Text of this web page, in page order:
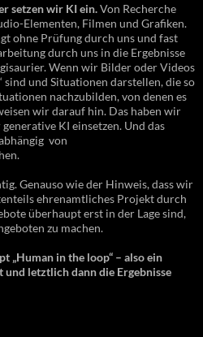
setzen wir KI ein.Von Recherche
Elementen, Filmen und Grafiken.
ohne Prüfung durch uns und fast
durch uns in die Ergebnisse
Wenn wir Bilder oder Videos
und Situationen darstellen, die so
nachzubilden, von denen es
wir darauf hin. Das haben wir
KI einsetzen. Und das
von
Genauso wie der Hinweis, dass wir
ehrenamtliches Projekt durch
überhaupt erst in der Lage sind,
zu machen.
„Human in the loop“ – also ein
letztlich dann die Ergebnisse